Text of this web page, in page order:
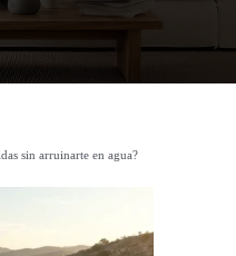
sin arruinarte en agua?